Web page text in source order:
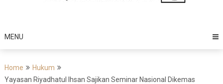
MENU
Home
Hukum
Yayasan Riyadhatul Ihsan Sajikan Seminar Nasional Dikemas